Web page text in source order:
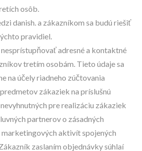
osôb.
danish. a zákazníkom sa budú riešiť
pravidiel.
nesprístupňovať adresné a kontaktné
tretím osobám. Tieto údaje sa
na účely riadneho zúčtovania
zákaziek na príslušnú
pre realizáciu zákaziek
partnerov o zásadných
marketingových aktivít spojených
zaslaním objednávky súhlaí